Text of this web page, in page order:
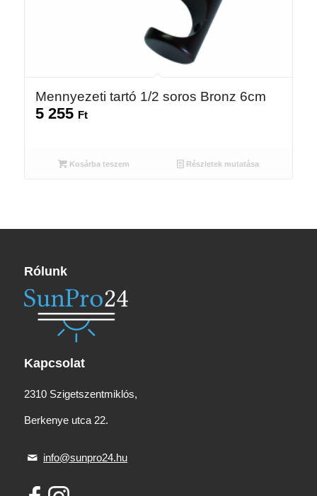
Mennyezeti tartó 1/2 soros Bronz 6cm
5 255 Ft
Kosárba teszem Részletek mutatása
Rólunk
Kapcsolat
2310 Szigetszentmiklós,
Berkenye utca 22.
info@sunpro24.hu